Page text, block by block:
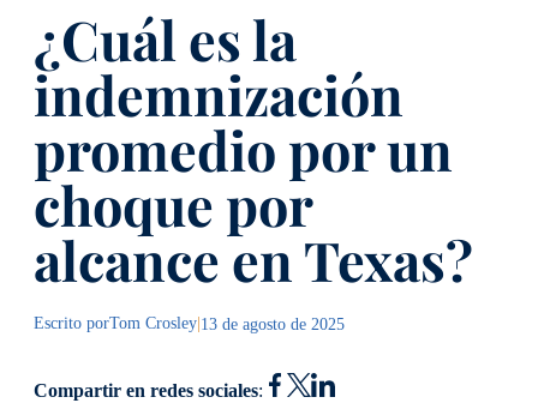
¿Cuál es la
indemnización
promedio por un
choque por
alcance en Texas?
Escrito porTom Crosley|13 de agosto de 2025
Compartir en redes sociales: